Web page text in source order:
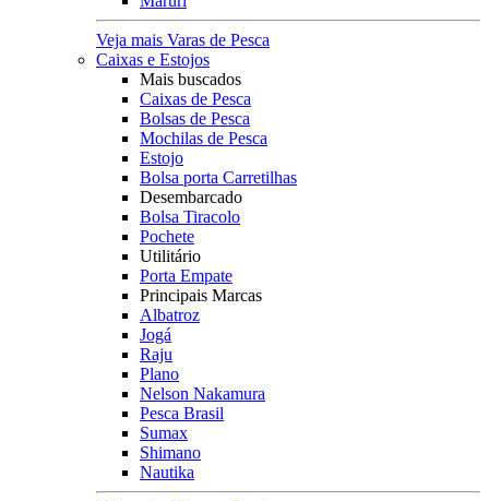
Veja mais Varas de Pesca
Caixas e Estojos
Mais buscados
Caixas de Pesca
Bolsas de Pesca
Mochilas de Pesca
Estojo
Bolsa porta Carretilhas
Desembarcado
Bolsa Tiracolo
Pochete
Utilitário
Porta Empate
Principais Marcas
Albatroz
Jogá
Raju
Plano
Nelson Nakamura
Pesca Brasil
Sumax
Shimano
Nautika